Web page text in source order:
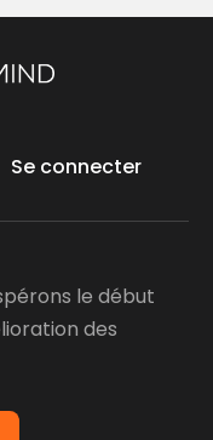
Se connecter
le début
des